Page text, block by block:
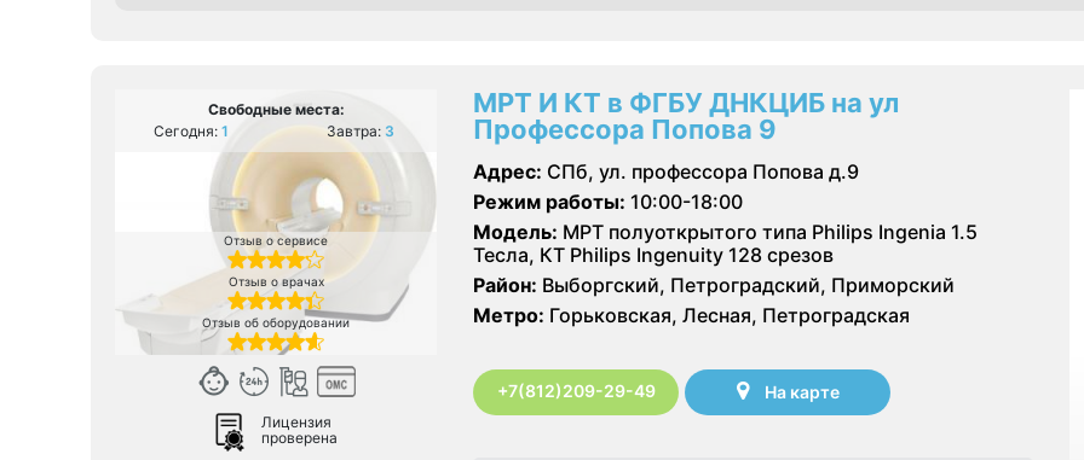
Свободные места:
Сегодня: 1 Завтра: 3
Отзыв о сервисе
Отзыв о врачах
Отзыв об оборудовании
Лицензия
проверена
МРТ И КТ в ФГБУ ДНКЦИБ на ул
Профессора Попова 9
Адрес: СПб, ул. профессора Попова д.9
Режим работы: 10:00-18:00
Модель: МРТ полуоткрытого типа Philips Ingenia 1.5
Тесла, КТ Philips Ingenuity 128 срезов
Район: Выборгский, Петроградский, Приморский
Метро: Горьковская, Лесная, Петроградская
+7(812)209-29-49 На карте